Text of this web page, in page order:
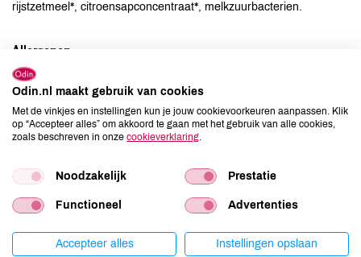
rijstzetmeel*, citroensapconcentraat*, melkzuurbacterien.
Allergenen
Aardnoten
Gluten
niet aanwezig
niet aanwezig
Lupine
niet aanwezig
Noten
aanwezig
Schaaldieren
niet aanwezig
Selderij
niet aanwezig
Odin.nl maakt gebruik van cookies
Met de vinkjes en instellingen kun je jouw cookievoorkeuren aanpassen. Klik
op “Accepteer alles” om akkoord te gaan met het gebruik van alle cookies,
zoals beschreven in onze cookieverklaring
Noodzakelijk Prestatie
Functioneel Advertenties
Accepteer alles Instellingen opslaan